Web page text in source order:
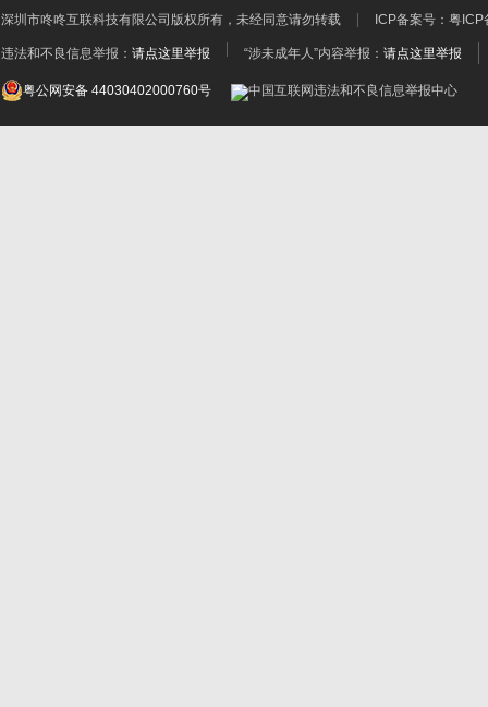
深圳市咚咚互联科技有限公司 版权所有，未经同意请勿转载 ICP备案号： 粤ICP
违法和不良信息举报： 请点这里举报 “涉未成年人”内容举报： 请点这里举报
粤公网安备 44030402000760号